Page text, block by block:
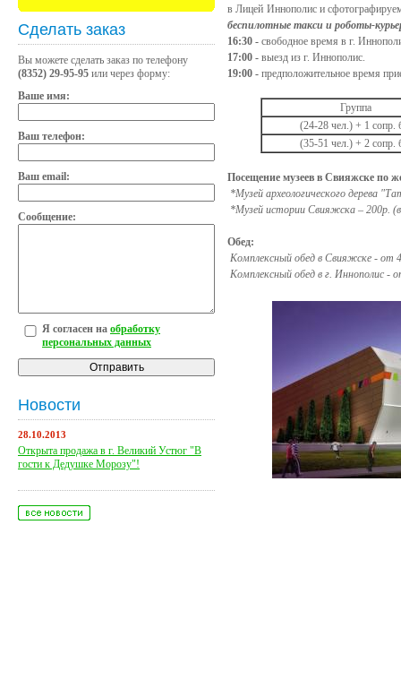
Сделать заказ
Вы можете сделать заказ по телефону
(8352) 29-95-95 или через форму:
Ваше имя:
Ваш телефон:
Ваш email:
Сообщение:
Я согласен на обработку
персональных данных
Новости
28.10.2013
Открыта продажа в г. Великий Устюг "В
гости к Дедушке Морозу"!
в Лицей Иннополис и
беспилотные такси и роботы-
16:30 - свободное время в г.
17:00 - выезд из г. Иннополис.
19:00 - предположительное время
Группа
(24-28 чел.) + 1 сопр.
(35-51 чел.) + 2 сопр.
Посещение музеев в Свияжске по
*Музей археологического дерева
*Музей истории Свияжска – 200р.
Обед:
Комплексный обед в Свияжске - от
Комплексный обед в г. Иннополис -